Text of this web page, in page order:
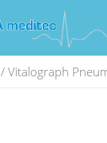
/ Vitalograph